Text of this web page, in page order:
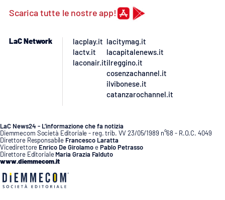
Cosenzachannel.it
Ilvibonese.it
Catanzarochannel.it
Scarica tutte le nostre app!
LaC Network
lacplay.it
lactv.it
laconair.it
lacitymag.it
lacapitalenews.it
ilreggino.it
cosenzachannel.it
ilvibonese.it
catanzarochannel.it
LaC News24 - L’informazione che fa notizia
Diemmecom Società Editoriale - reg. trib. VV 23/05/1989 n°68 - R.O.C. 4049
Direttore Responsabile Francesco Laratta
Vicedirettore Enrico De GirolamoePablo Petrasso
Direttore Editoriale Maria Grazia Falduto
www.diemmecom.it